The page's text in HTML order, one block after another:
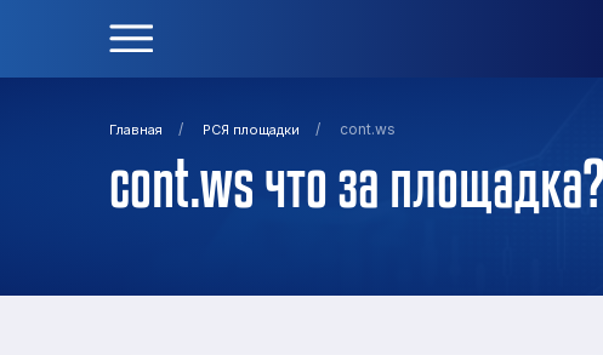
Главная / РСЯ площадки / cont.ws
cont.ws что за площадка?